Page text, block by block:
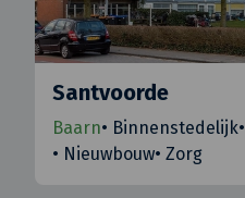
Santvoorde
Baarn• Binnenstedelijk•
• Nieuwbouw• Zorg